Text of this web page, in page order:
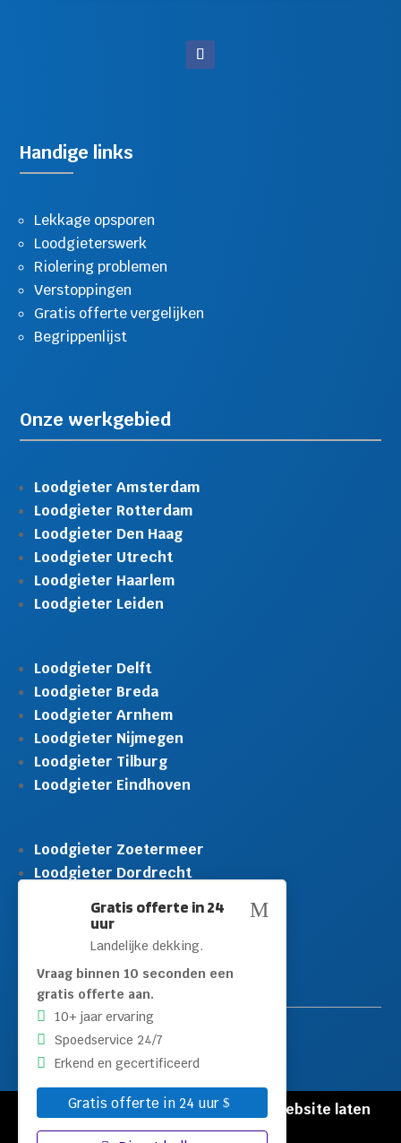
M
Gratis offerte in 24
uur
Landelijke dekking.
Vraag binnen 10 seconden een
gratis offerte aan.
10+ jaar ervaring
Spoedservice 24/7
Erkend en gecertificeerd
Gratis offerte in 24 uur
Handige links
Lekkage opsporen
Loodgieterswerk
Riolering problemen
Verstoppingen
Gratis offerte vergelijken
Begrippenlijst
Onze werkgebied
Loodgieter Amsterdam
Loodgieter Rotterdam
Loodgieter Den Haag
Loodgieter Utrecht
Loodgieter Haarlem
Loodgieter Leiden
Loodgieter Delft
Loodgieter Breda
Loodgieter Arnhem
Loodgieter Nijmegen
Loodgieter Tilburg
Loodgieter Eindhoven
Loodgieter Zoetermeer
Loodgieter Dordrecht
Loodgieter Schiedam
Loodgieter Leidschendam
Loodgieter Hilversum
© Copyright Loodgieters Kwartier |
Website laten
maken door Flexamedia